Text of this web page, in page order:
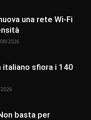
una rete Wi-Fi
2026
italiano sfiora i 140
basta per